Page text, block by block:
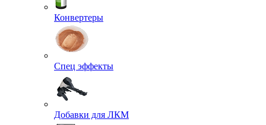
Конвертеры
Спец эффекты
Добавки для ЛКМ